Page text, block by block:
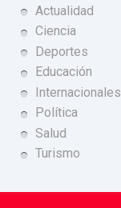
Actualidad
Ciencia
Deportes
Educación
Internacionales
Política
Salud
Turismo